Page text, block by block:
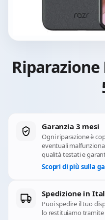
Garanzia 3 mesi
Ogni riparazione è
eventuali
qualità testati e
Scopri di più sulla
Spedizione in
Puoi spedire il tuo
lo restituiamo